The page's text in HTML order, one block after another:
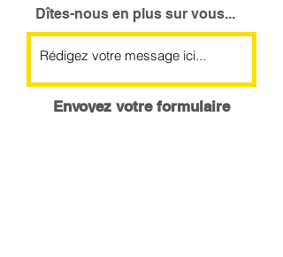
Dîtes-nous en plus sur vous...
Envoyez votre formulaire